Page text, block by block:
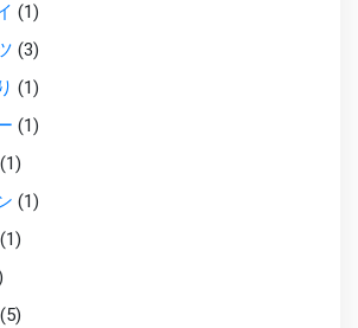
(1)
(3)
(1)
(1)
(1)
(1)
(5)